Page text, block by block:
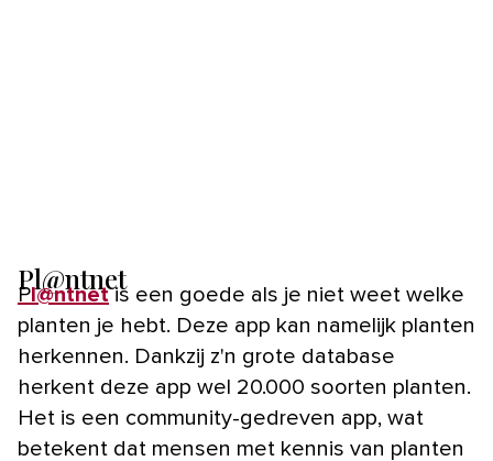
Pl@ntnet
Pl@ntnetis een goede als je niet weet welke
planten je hebt. Deze app kan namelijk planten
herkennen. Dankzij z'n grote database
herkent deze app wel 20.000 soorten planten.
Het is een community-gedreven app, wat
betekent dat mensen met kennis van planten